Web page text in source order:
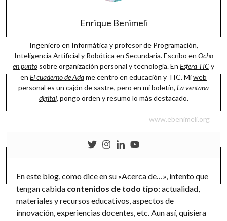
Enrique Benimeli
Ingeniero en Informática y profesor de Programación,
Inteligencia Artificial y Robótica en Secundaria. Escribo en Ocho
en punto sobre organización personal y tecnología. En Esfera TICy
en El cuaderno de Adame centro en educación y TIC. Miweb
personal es un cajón de sastre, pero en mi boletín, La ventana
digital, pongo orden y resumo lo más destacado.
www.ebenimeli.org
En este blog, como dice en su «Acerca de…» , intento que
tengan cabida contenidos de todo tipo: actualidad,
materiales y recursos educativos, aspectos de
innovación, experiencias docentes, etc. Aun así, quisiera